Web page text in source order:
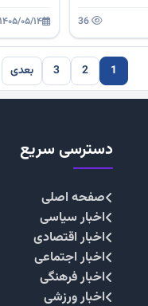
۱۴۰۵/۰۵/۱۴
1
2
3 بعدی
دسترسی سریع
صفحه اصلی
اخبار سیاسی
اخبار اقتصادی
اخبار اجتماعی
اخبار فرهنگی
اخبار ورزشی